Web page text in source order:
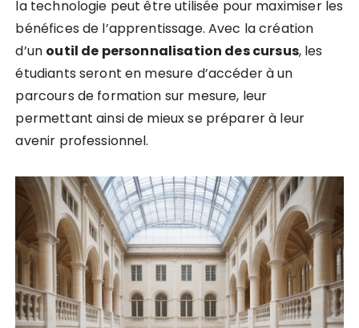
la technologie peut être utilisée pour maximiser les
bénéfices de l’apprentissage. Avec la création
d’un outil de personnalisation descursus, les
étudiants seront en mesure d’accéder à un
parcours de formation sur mesure, leur
permettant ainsi de mieux se préparer à leur
avenir professionnel.